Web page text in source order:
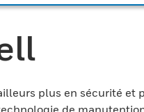
plus en sécurité et
de